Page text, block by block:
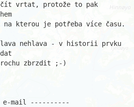
vrtat, protože to pak
na kterou je potřeba více času.
nehlava - v historii prvku
zbrzdit ;-)